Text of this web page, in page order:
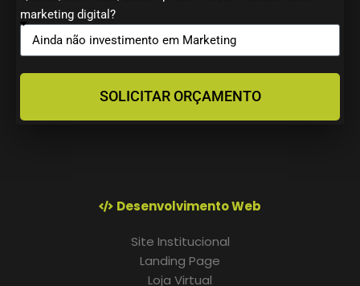
marketing digital?
SOLICITAR ORÇAMENTO
Desenvolvimento Web
Site Institucional
Landing Page
Loja Virtual